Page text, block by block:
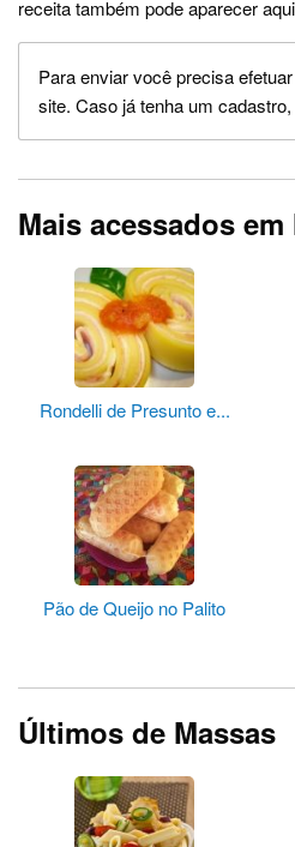
receita também pode aparecer
Para enviar você precisa
site. Caso já tenha um
Mais acessados em
Rondelli de Presunto e...
Pão de Queijo no Palito
Últimos de Massas